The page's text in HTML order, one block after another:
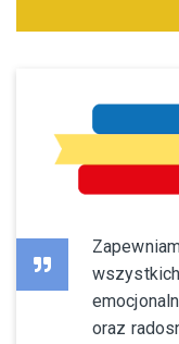
oraz